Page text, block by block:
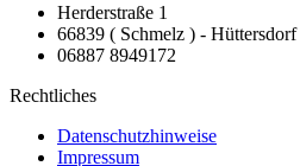
Herderstraße 1
66839 ( Schmelz ) - Hüttersdorf
06887 8949172
Rechtliches
Datenschutzhinweise
Impressum